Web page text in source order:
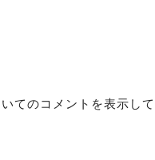
てのコメントを表示して